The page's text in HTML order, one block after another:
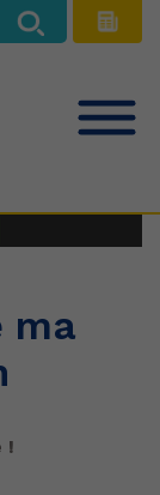
ma
!